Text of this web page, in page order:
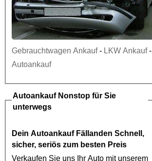
Gebrauchtwagen Ankauf- LKW Ankauf-
Autoankauf
AutoankaufNonstop für Sie
unterwegs
Dein Autoankauf Fällanden Schnell,
sicher, seriös zum besten Preis
Verkaufen Sie uns Ihr Auto mit unserem